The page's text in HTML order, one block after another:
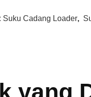
Suku Cadang Loader,